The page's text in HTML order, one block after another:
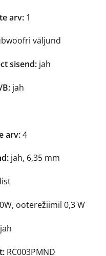
arv: 1
väljund
sisend: jah
B: jah
arv:4
jah, 6,35 mm
ooterežiimil 0,3 W
jah
RC003PMND